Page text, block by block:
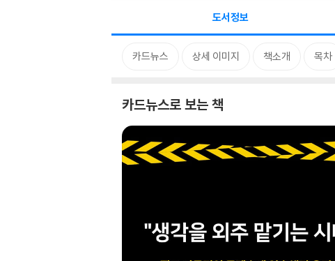
도서정보
카드뉴스 상세 이미지 책소개 목차
카드뉴스로 보는 책